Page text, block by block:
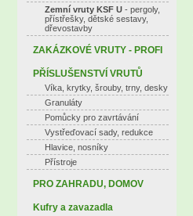
Zemní vruty KSF U - pergoly,
přístřešky, dětské sestavy,
dřevostavby
ZAKÁZKOVÉ VRUTY - PROFI
PŘÍSLUŠENSTVÍ VRUTŮ
Víka, krytky, šrouby, trny, desky
Granuláty
Pomůcky pro zavrtávání
Vystřeďovací sady, redukce
Hlavice, nosníky
Přístroje
PRO ZAHRADU, DOMOV
Kufry a zavazadla